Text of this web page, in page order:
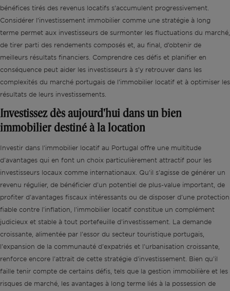
bénéfices tirés des revenus locatifs s’accumulent progressivement.
Considérer l’investissement immobilier comme une stratégie à long
terme permet aux investisseurs de surmonter les fluctuations du marché,
de tirer parti des rendements composés et, au final, d’obtenir de
meilleurs résultats financiers. Comprendre ces défis et planifier en
conséquence peut aider les investisseurs à s’y retrouver dans les
complexités du marché portugais de l’immobilier locatif et à optimiser les
résultats de leurs investissements.
Investissez dès aujourd'hui dans un bien
immobilier destiné à la location
Investir dans l'immobilier locatif au Portugal offre une multitude
d'avantages qui en font un choix particulièrement attractif pour les
investisseurs locaux comme internationaux. Qu'il s'agisse de générer un
revenu régulier, de bénéficier d'un potentiel de plus-value important, de
profiter d'avantages fiscaux intéressants ou de disposer d'une protection
fiable contre l'inflation, l'immobilier locatif constitue un complément
judicieux et stable à tout portefeuille d'investissement. La demande
croissante, alimentée par l'essor du secteur touristique portugais,
l'expansion de la communauté d'expatriés et l'urbanisation croissante,
renforce encore l'attrait de cette stratégie d'investissement. Bien qu'il
faille tenir compte de certains défis, tels que la gestion immobilière et les
risques de marché, les avantages à long terme liés à la possession de